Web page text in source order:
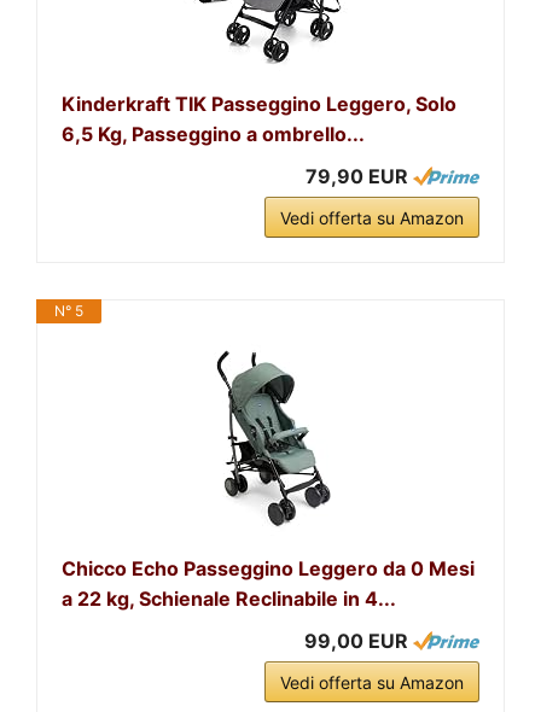
Kinderkraft TIK Passeggino Leggero, Solo
6,5 Kg, Passeggino a ombrello...
79,90 EUR
Vedi offerta su Amazon
N° 5
Chicco Echo Passeggino Leggero da 0 Mesi
a 22 kg, Schienale Reclinabile in 4...
99,00 EUR
Vedi offerta su Amazon